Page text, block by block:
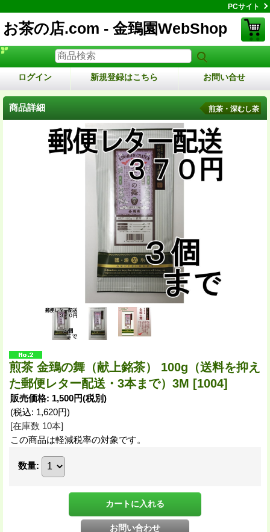
PCサイト
お茶の店.com - 金鵄園WebShop
ログイン 新規登録はこちら お問い合せ
商品詳細 煎茶・深むし茶
煎茶 金鵄の舞（献上銘茶） 100g（送料を抑え
た郵便レター配送・3本まで）3M [1004]
販売価格: 1,500円(税別)
(税込: 1,620円)
[在庫数 10本]
この商品は軽減税率の対象です。
数量: